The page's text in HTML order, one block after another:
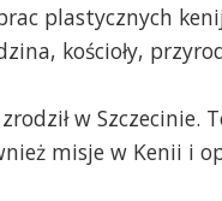
plastycznych
kościoły,
w Szczecinie.
misje w Kenii i